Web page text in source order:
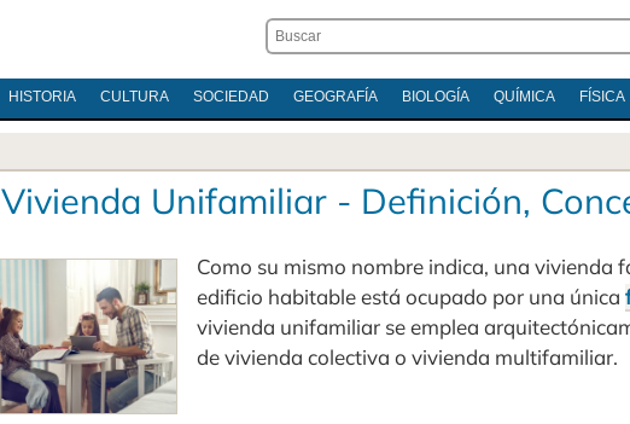
HISTORIA CULTURA SOCIEDAD GEOGRAFÍA BIOLOGÍA QUÍMICA FÍSICA
Vivienda Unifamiliar - Definición,
Como su mismo nombre indica, una vivienda
edificio habitable está ocupado por una única
vivienda unifamiliar se emplea
de vivienda colectiva o vivienda multifamiliar.